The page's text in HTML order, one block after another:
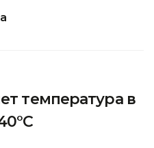
температура в